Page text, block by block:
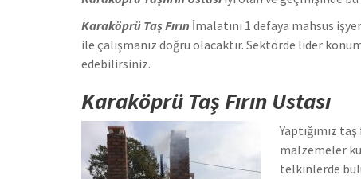
Karaköprü Taş Fırın İmalatını 1 defaya mahsus
ile çalışmanız doğru olacaktır. Sektörde lider
edebilirsiniz.
Karaköprü Taş Fırın Ustası
Yaptığımız
malzemeler
telkinlerde